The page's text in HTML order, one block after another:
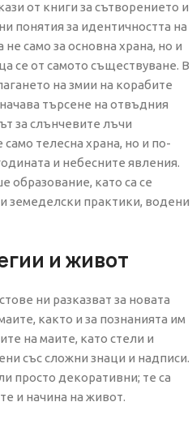
от книги за сътворението и
понятия за идентичността на
само за основна храна, но и
се от самото съществуване. В
на змии на корабите
търсене на отвъдния
за слънчевите лъчи
телесна храна, но и по-
и небесните явления.
образование, като са се
земеделски практики, водени
и живот
ни разказват за новата
както и за познанията им
на маите, като стели и
със сложни знаци и надписи.
просто декоративни; те са
и начина на живот.